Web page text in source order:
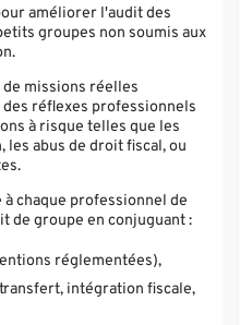
améliorer l'audit des
groupes non soumis aux
missions réelles
réflexes professionnels
à risque telles que les
les abus de droit fiscal, ou
chaque professionnel de
de groupe en conjuguant :
réglementées),
intégration fiscale,